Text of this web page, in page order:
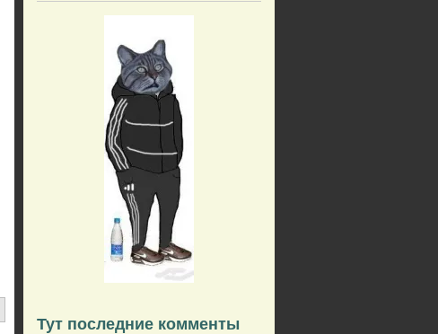
Тут последние комменты